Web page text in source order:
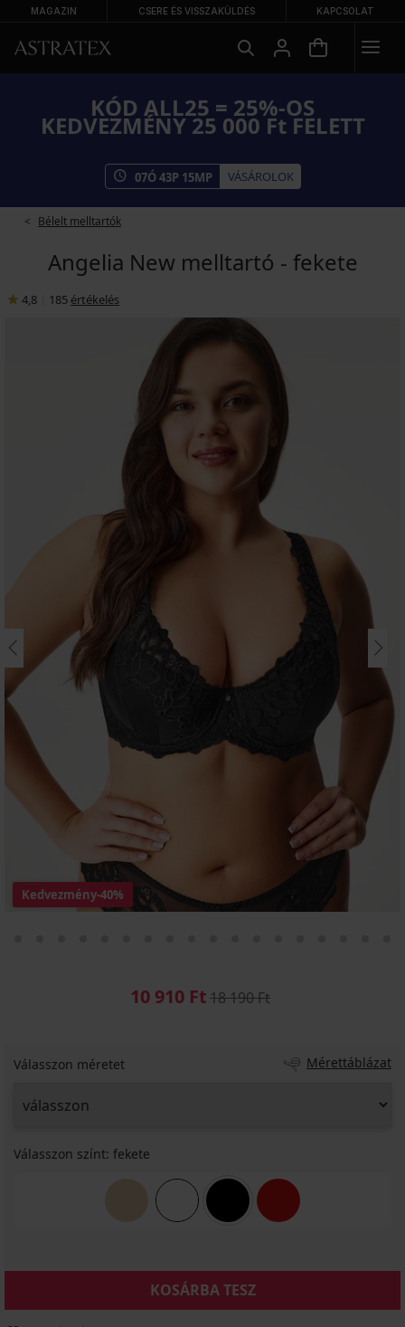
MAGAZIN CSERE ÉS VISSZAKÜLDÉS KAPCSOLAT
KÓD ALL25 = 25%-OS
KEDVEZMÉNY 25 000 Ft FELETT
07Ó43P 14MP VÁSÁROLOK
Bélelt melltartók
Angelia New melltartó - fekete
4,8 185 értékelés
Kedvezmény-40%
10 910 Ft18 190 Ft
Válasszon méretet Mérettáblázat
Válasszon színt: fekete
KOSÁRBA TESZ